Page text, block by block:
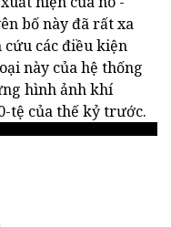
bố này đã rất xa
cứu các điều kiện
này của hệ thống
hình ảnh khí
tệ của thế kỷ trước.